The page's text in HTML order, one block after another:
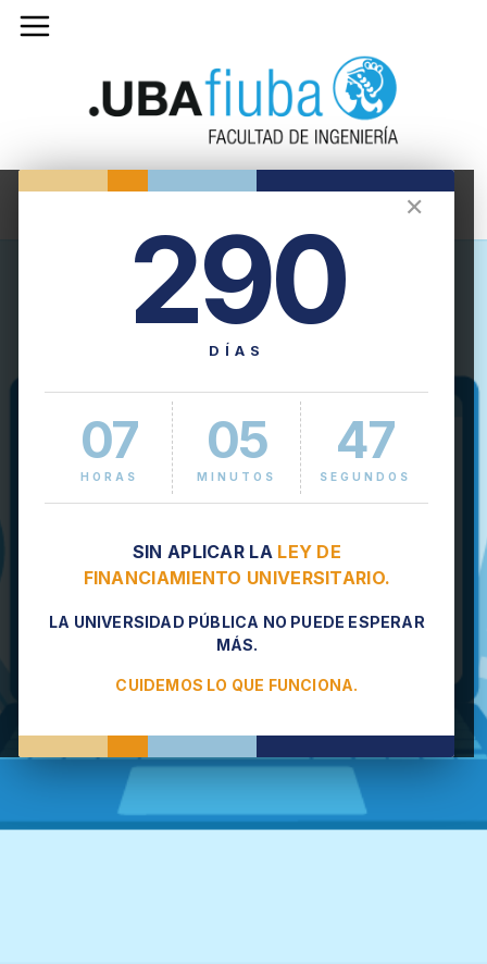
✕
290
DÍAS
07
HORAS
05
MINUTOS
47
SEGUNDOS
SIN APLICAR LA LEY DE
FINANCIAMIENTO UNIVERSITARIO.
LA UNIVERSIDAD PÚBLICA NO PUEDE ESPERAR
MÁS.
CUIDEMOS LO QUE FUNCIONA.